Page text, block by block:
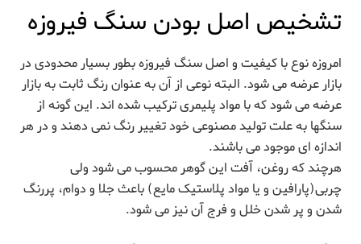
تشخیص اصل بودن سنگ فیروزه
امروزه نوع با کیفیت و اصل سنگ فیروزه بطور بسیار محدودی در
بازار عرضه می شود. البته نوعی از آن به عنوان رنگ ثابت به بازار
عرضه می شود که با مواد پلیمری ترکیب شده اند. این گونه از
سنگها به علت تولید مصنوعی خود تغییر رنگ نمی دهند و در هر
اندازه ای موجود می باشند.
هرچند که روغن،‌ آفت ‌این گوهر ‌محسوب ‌می شود ولی
چربی(پارافین و یا مواد پلاستیک مایع) ‌باعث‌ جلا‌ و‌ دوام، پررنگ
شدن و پر شدن خلل و فرج آن نیز می شود.‌